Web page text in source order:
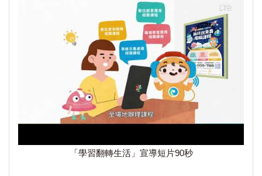
「學習翻轉生活」宣導短片90秒